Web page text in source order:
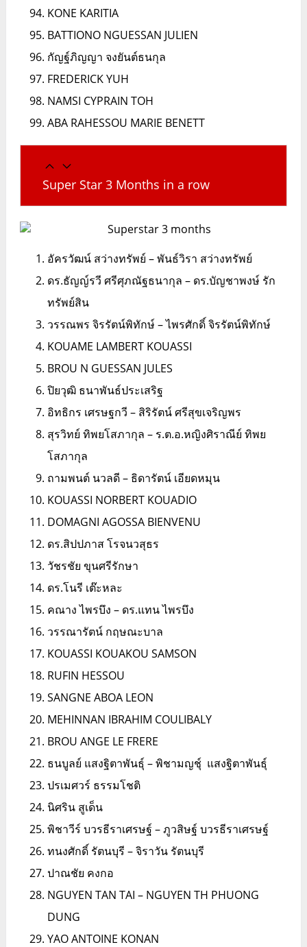
KONE KARITIA
BATTIONO NGUESSAN JULIEN
กัญฐ์ภิญญา จงยันต์ธนกุล
FREDERICK YUH
NAMSI CYPRAIN TOH
ABA RAHESSOU MARIE BENETT
Super Star 3 Months in a row
อัครวัฒน์ สว่างทรัพย์ – พันธ์วิรา สว่างทรัพย์
ดร.ธัญญ์รวี ศรีศุภณัฐธนากุล – ดร.บัญชาพงษ์ รัก
ทรัพย์สิน
วรรณพร จิรรัตน์พิทักษ์ – ไพรศักดิ์ จิรรัตน์พิทักษ์
KOUAME LAMBERT KOUASSI
BROU N GUESSAN JULES
ปิยวุฒิ ธนาพันธ์ประเสริฐ
อิทธิกร เศรษฐกวี – สิริรัตน์ ศรีสุขเจริญพร
สุรวิทย์ ทิพยโสภากุล – ร.ต.อ.หญิงศิราณีย์ ทิพย
โสภากุล
ถามพนต์ นวลดี – ธิดารัตน์ เอียดหมุน
KOUASSI NORBERT KOUADIO
DOMAGNI AGOSSA BIENVENU
ดร.สิปปภาส โรจนวสุธร
วัชรชัย ขุนศรีรักษา
ดร.โนรี เต๊ะหละ
คณาง ไพรบึง – ดร.แทน ไพรบึง
วรรณารัตน์ กฤษณะบาล
KOUASSI KOUAKOU SAMSON
RUFIN HESSOU
SANGNE ABOA LEON
MEHINNAN IBRAHIM COULIBALY
BROU ANGE LE FRERE
ธนบูลย์ แสงฐิตาพันธุ์ – พิชามญชุ์ แสงฐิตาพันธุ์
ปรเมศวร์ ธรรมโชติ
นิศริน สูเด็น
พิชาวีร์ บวรธีราเศรษฐ์ – ภูวสิษฐ์ บวรธีราเศรษฐ์
ทนงศักดิ์ รัตนบุรี – จิราวัน รัตนบุรี
ปาณชัย คงกอ
NGUYEN TAN TAI – NGUYEN TH PHUONG
DUNG
YAO ANTOINE KONAN